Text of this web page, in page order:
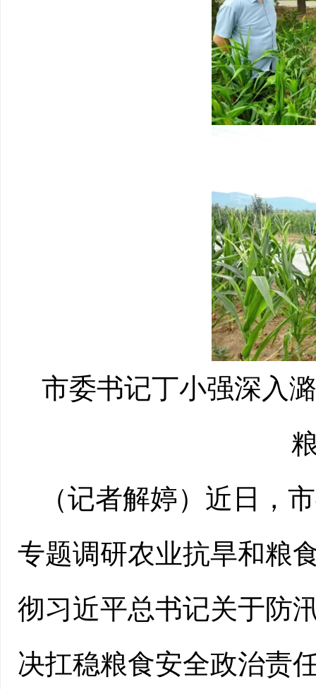
市委书记丁小强深入
（记者解婷）近日，
专题调研农业抗旱和粮
彻习近平总书记关于防
决扛稳粮食安全政治责